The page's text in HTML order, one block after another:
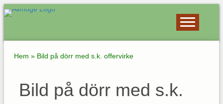
Hem » Bild på dörr med s.k. offervirke
Bild på dörr med s.k.